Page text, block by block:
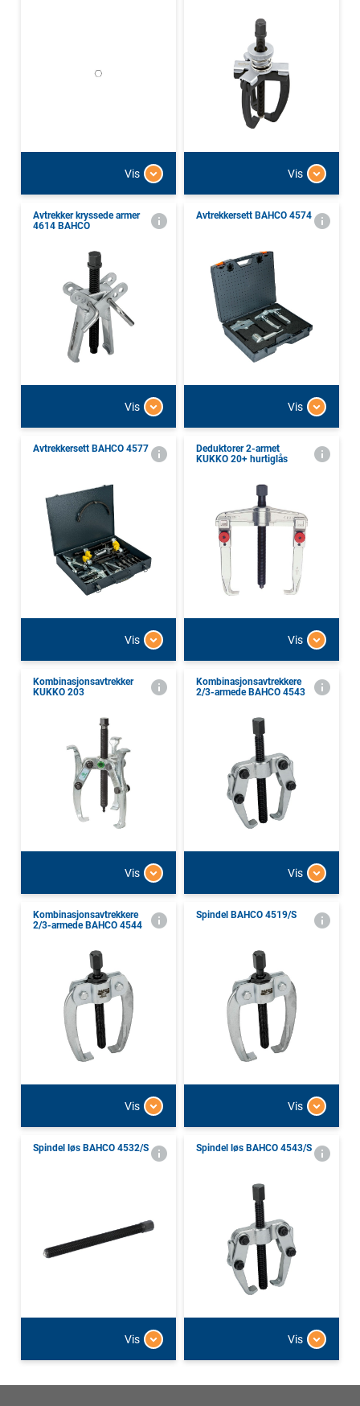
Vis Vis
Avtrekker kryssede armer
4614 BAHCO
Vis
Avtrekkersett BAHCO 4574
Vis
Avtrekkersett BAHCO 4577
Vis
Deduktorer 2-armet
KUKKO 20+ hurtiglås
Vis
Kombinasjonsavtrekker
KUKKO 203
Vis
Kombinasjonsavtrekkere
2/3-armede BAHCO 4543
Vis
Kombinasjonsavtrekkere
2/3-armede BAHCO 4544
Vis
Spindel BAHCO 4519/S
Vis
Spindel løs BAHCO 4532/S
Vis
Spindel løs BAHCO 4543/S
Vis